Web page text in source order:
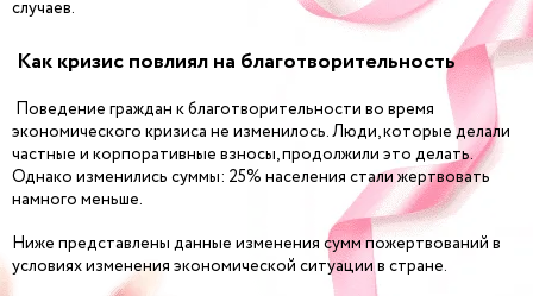
случаев.
Как кризис повлиял на благотворительность
Поведение граждан к благотворительности во время
экономического кризиса не изменилось. Люди, которые делали
частные и корпоративные взносы, продолжили это делать.
Однако изменились суммы: 25% населения стали жертвовать
намного меньше.
Ниже представлены данные изменения сумм пожертвований в
условиях изменения экономической ситуации в стране.